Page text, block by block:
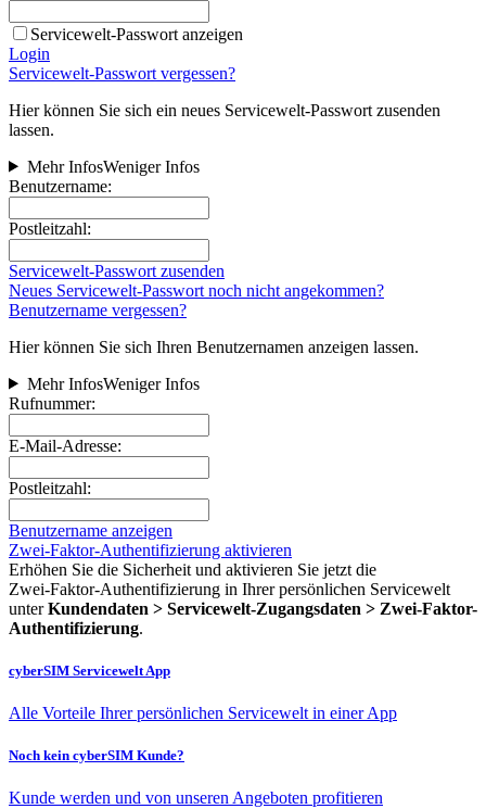
Servicewelt-Passwort anzeigen
Login
Servicewelt-Passwort vergessen?
Hier können Sie sich ein neues Servicewelt-Passwort zusenden
lassen.
Mehr InfosWeniger Infos
Benutzername:
Postleitzahl:
Servicewelt-Passwort zusenden
Neues Servicewelt-Passwort noch nicht angekommen?
Benutzername vergessen?
Hier können Sie sich Ihren Benutzernamen anzeigen lassen.
Mehr InfosWeniger Infos
Rufnummer:
E-Mail-Adresse:
Postleitzahl:
Benutzername anzeigen
Zwei-Faktor-Authentifizierung aktivieren
Erhöhen Sie die Sicherheit und aktivieren Sie jetzt die
Zwei‑Faktor‑Authentifizierung in Ihrer persönlichen Servicewelt
unterKundendaten > Servicewelt-Zugangsdaten > Zwei-Faktor-
Authentifizierung.
cyberSIM Servicewelt App
Alle Vorteile Ihrer persönlichen Servicewelt in einer App
Noch kein cyberSIM Kunde?
Kunde werden und von unseren Angeboten profitieren